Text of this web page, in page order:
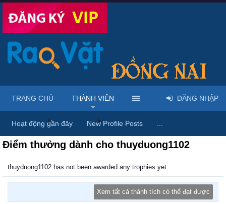
Trang chủ Thành viên thuyduong1102
Điểm thưởng dành cho thuyduong1102
thuyduong1102 has not been awarded any trophies yet.
Xem tất cả thành tích có thể đạt được
TRANG CHỦ THÀNH VIÊN
Hoạt động gần đây New Profile Posts
ĐĂNG NHẬP